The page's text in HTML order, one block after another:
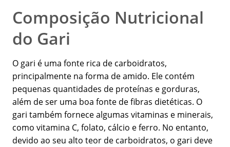
Composição Nutricional
do Gari
O gari é uma fonte rica de carboidratos,
principalmente na forma de amido. Ele contém
pequenas quantidades de proteínas e gorduras,
além de ser uma boa fonte de fibras dietéticas. O
gari também fornece algumas vitaminas e minerais,
como vitamina C, folato, cálcio e ferro. No entanto,
devido ao seu alto teor de carboidratos, o gari deve